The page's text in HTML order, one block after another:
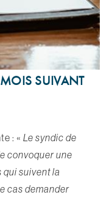
SUIVANT
: « Le syndic de
convoquer une
qui suivent la
cas demander